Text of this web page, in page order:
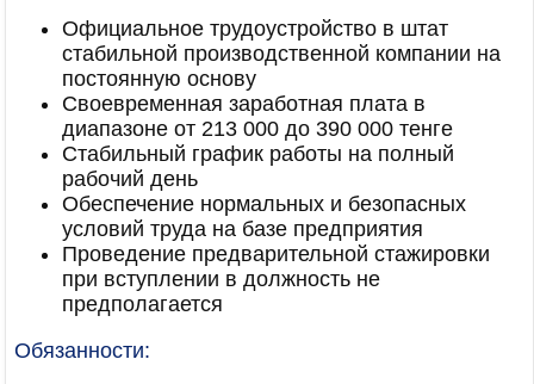
Официальное трудоустройство в штат
стабильной производственной компании на
постоянную основу
Своевременная заработная плата в
диапазоне от 213 000 до 390 000 тенге
Стабильный график работы на полный
рабочий день
Обеспечение нормальных и безопасных
условий труда на базе предприятия
Проведение предварительной стажировки
при вступлении в должность не
предполагается
Обязанности: